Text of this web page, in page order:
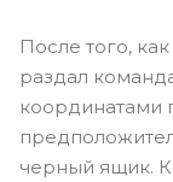
После того,
раздал
координатами
черный ящик.